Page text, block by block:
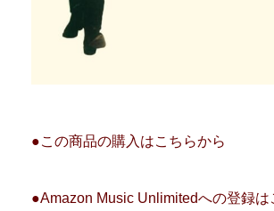
●この商品の購入はこちらから
●Amazon Music Unlimitedへの登録は